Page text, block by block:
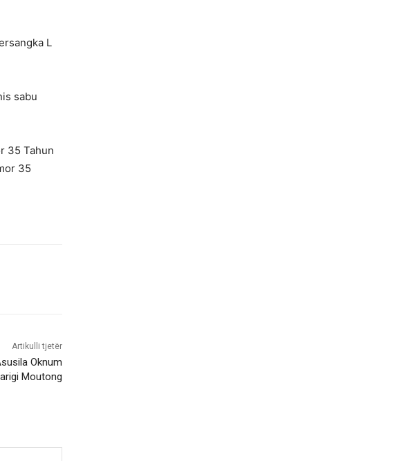
L
sabu
35 Tahun
35
Artikulli tjetër
Oknum
Moutong